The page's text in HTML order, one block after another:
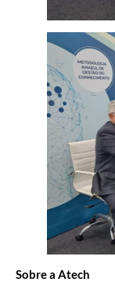
Sobre a Atech